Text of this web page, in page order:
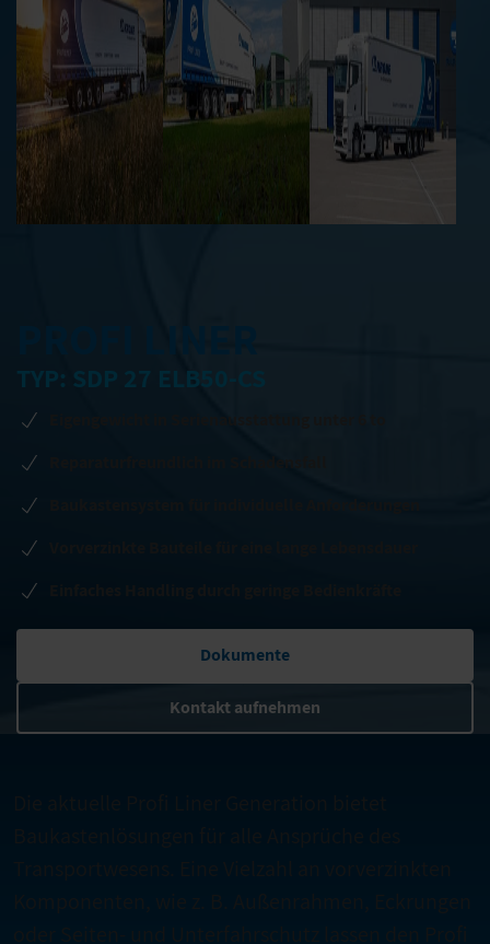
TYP: SDP 27 ELB50-CS
Dokumente
Kontakt aufnehmen